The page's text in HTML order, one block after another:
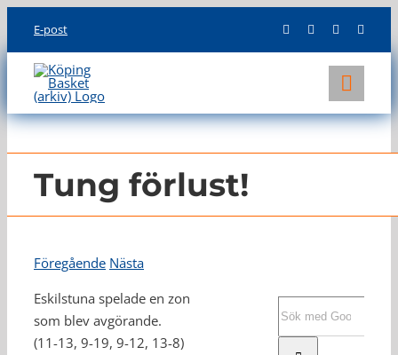
content
E-post
KLUBBEN
LAG
INFO
Tung förlust!
Föregående Nästa
Eskilstuna spelade en zon
som blev avgörande.
(11-13, 9-19, 9-12, 13-8)